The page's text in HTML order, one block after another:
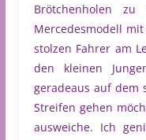
Brötchenholen
Mercedesmodell
stolzen Fahrer am
den kleinen
geradeaus auf dem
Streifen gehen
ausweiche. Ich